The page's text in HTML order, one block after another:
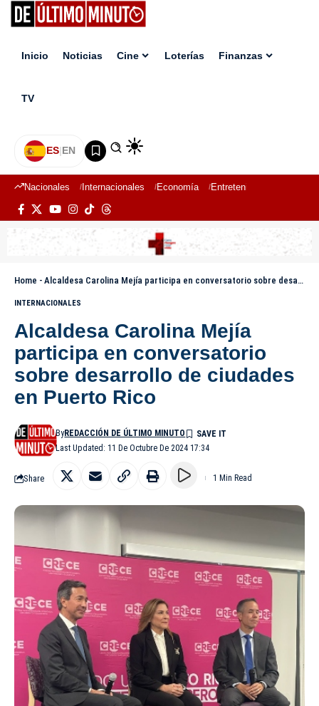
Inicio Noticias Cine Loterías Finanzas
TV
ES|EN
Nacionales Internacionales Economía Entretenimiento
Home - Alcaldesa Carolina Mejía participa en conversatorio sobre desarrollo de ciudades en Puerto Rico
INTERNACIONALES
Alcaldesa Carolina Mejía
participa en conversatorio
sobre desarrollo de ciudades
en Puerto Rico
Last Updated: 11 De Octubre De 2024 17:34
ByREDACCIÓN DE ÚLTIMO MINUTO
Share 1 Min Read